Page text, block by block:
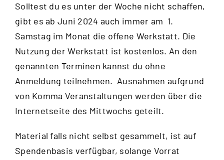
Solltest du es unter der Woche nicht schaffen,
gibt es ab Juni 2024 auch immer am 1.
Samstag im Monat die offene Werkstatt. Die
Nutzung der Werkstatt ist kostenlos. An den
genannten Terminen kannst du ohne
Anmeldung teilnehmen. Ausnahmen aufgrund
von Komma Veranstaltungen werden über die
Internetseite des Mittwochs geteilt.
Material falls nicht selbst gesammelt, ist auf
Spendenbasis verfügbar, solange Vorrat